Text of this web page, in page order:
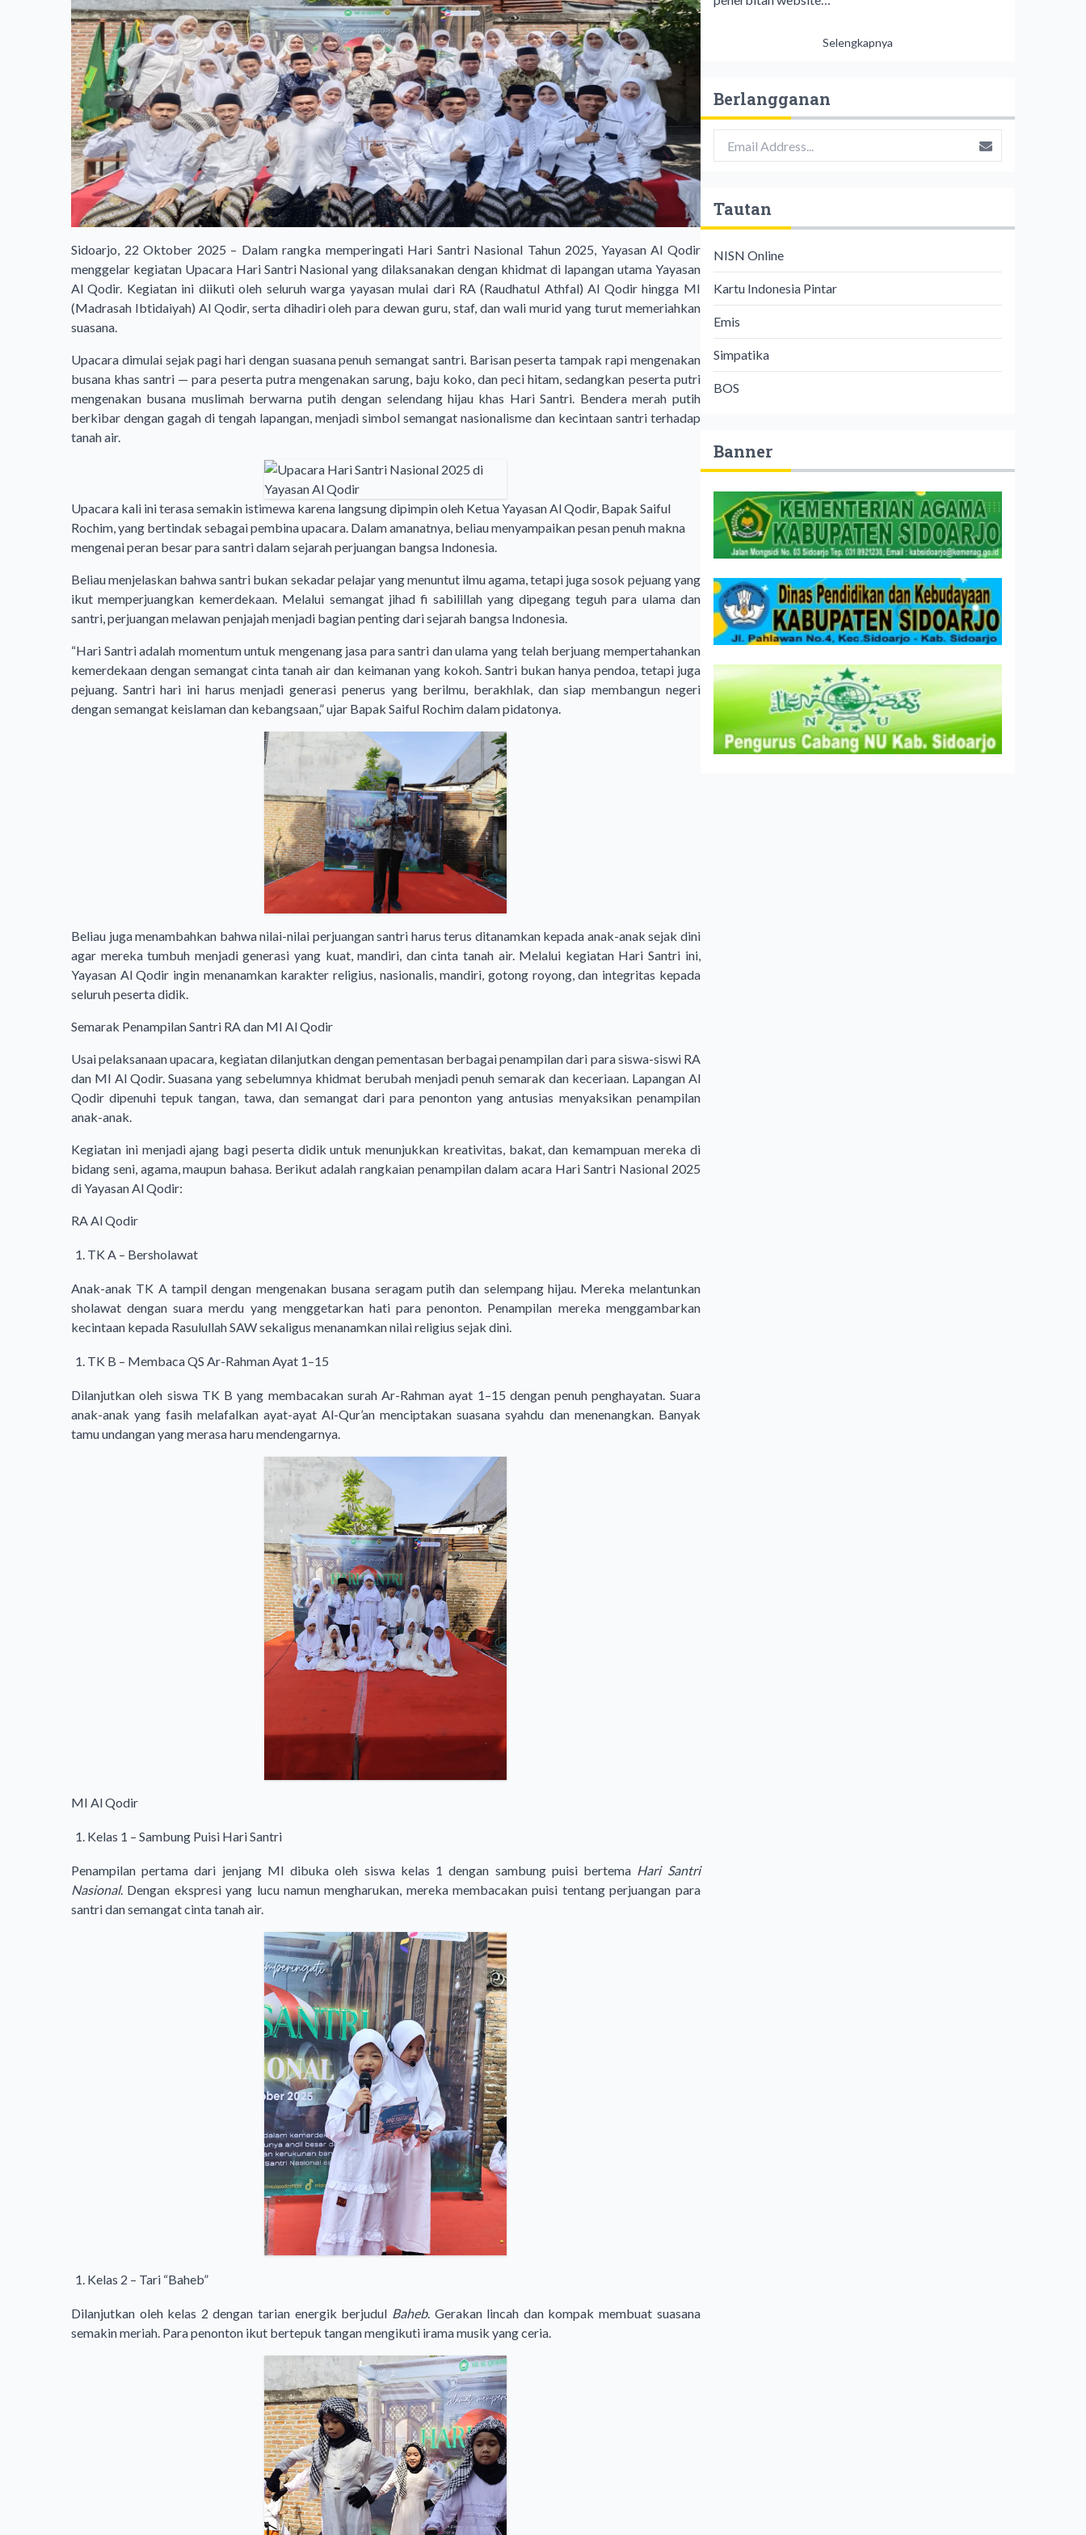
Sidoarjo, 22 Oktober 2025 – Dalam rangka memperingati Hari Santri Nasional Tahun 2025, Yayasan Al Qodir
menggelar kegiatan Upacara Hari Santri Nasional yang dilaksanakan dengan khidmat di lapangan utama Yayasan
Al Qodir. Kegiatan ini diikuti oleh seluruh warga yayasan mulai dari RA (Raudhatul Athfal) Al Qodir hingga MI
(Madrasah Ibtidaiyah) Al Qodir, serta dihadiri oleh para dewan guru, staf, dan wali murid yang turut memeriahkan
suasana.
Upacara dimulai sejak pagi hari dengan suasana penuh semangat santri. Barisan peserta tampak rapi mengenakan
busana khas santri — para peserta putra mengenakan sarung, baju koko, dan peci hitam, sedangkan peserta putri
mengenakan busana muslimah berwarna putih dengan selendang hijau khas Hari Santri. Bendera merah putih
berkibar dengan gagah di tengah lapangan, menjadi simbol semangat nasionalisme dan kecintaan santri terhadap
tanah air.
Upacara kali ini terasa semakin istimewa karena langsung dipimpin oleh Ketua Yayasan Al Qodir, Bapak Saiful
Rochim, yang bertindak sebagai pembina upacara. Dalam amanatnya, beliau menyampaikan pesan penuh makna
mengenai peran besar para santri dalam sejarah perjuangan bangsa Indonesia.
Beliau menjelaskan bahwa santri bukan sekadar pelajar yang menuntut ilmu agama, tetapi juga sosok pejuang yang
ikut memperjuangkan kemerdekaan. Melalui semangat jihad fi sabilillah yang dipegang teguh para ulama dan
santri, perjuangan melawan penjajah menjadi bagian penting dari sejarah bangsa Indonesia.
“Hari Santri adalah momentum untuk mengenang jasa para santri dan ulama yang telah berjuang mempertahankan
kemerdekaan dengan semangat cinta tanah air dan keimanan yang kokoh. Santri bukan hanya pendoa, tetapi juga
pejuang. Santri hari ini harus menjadi generasi penerus yang berilmu, berakhlak, dan siap membangun negeri
dengan semangat keislaman dan kebangsaan,” ujar Bapak Saiful Rochim dalam pidatonya.
Beliau juga menambahkan bahwa nilai-nilai perjuangan santri harus terus ditanamkan kepada anak-anak sejak dini
agar mereka tumbuh menjadi generasi yang kuat, mandiri, dan cinta tanah air. Melalui kegiatan Hari Santri ini,
Yayasan Al Qodir ingin menanamkan karakter religius, nasionalis, mandiri, gotong royong, dan integritas kepada
seluruh peserta didik.
Semarak Penampilan Santri RA dan MI Al Qodir
Usai pelaksanaan upacara, kegiatan dilanjutkan dengan pementasan berbagai penampilan dari para siswa-siswi RA
dan MI Al Qodir. Suasana yang sebelumnya khidmat berubah menjadi penuh semarak dan keceriaan. Lapangan Al
Qodir dipenuhi tepuk tangan, tawa, dan semangat dari para penonton yang antusias menyaksikan penampilan
anak-anak.
Kegiatan ini menjadi ajang bagi peserta didik untuk menunjukkan kreativitas, bakat, dan kemampuan mereka di
bidang seni, agama, maupun bahasa. Berikut adalah rangkaian penampilan dalam acara Hari Santri Nasional 2025
di Yayasan Al Qodir:
RA Al Qodir
TK A – Bersholawat
Anak-anak TK A tampil dengan mengenakan busana seragam putih dan selempang hijau. Mereka melantunkan
sholawat dengan suara merdu yang menggetarkan hati para penonton. Penampilan mereka menggambarkan
kecintaan kepada Rasulullah SAW sekaligus menanamkan nilai religius sejak dini.
TK B – Membaca QS Ar-Rahman Ayat 1–15
Dilanjutkan oleh siswa TK B yang membacakan surah Ar-Rahman ayat 1–15 dengan penuh penghayatan. Suara
anak-anak yang fasih melafalkan ayat-ayat Al-Qur’an menciptakan suasana syahdu dan menenangkan. Banyak
tamu undangan yang merasa haru mendengarnya.
MI Al Qodir
Kelas 1 – Sambung Puisi Hari Santri
Penampilan pertama dari jenjang MI dibuka oleh siswa kelas 1 dengan sambung puisi bertema Hari Santri
Nasional. Dengan ekspresi yang lucu namun mengharukan, mereka membacakan puisi tentang perjuangan para
santri dan semangat cinta tanah air.
Kelas 2 – Tari “Baheb”
Dilanjutkan oleh kelas 2 dengan tarian energik berjudul Baheb. Gerakan lincah dan kompak membuat suasana
semakin meriah. Para penonton ikut bertepuk tangan mengikuti irama musik yang ceria.
Selengkapnya
Berlangganan
Tautan
NISN Online
Kartu Indonesia Pintar
Emis
Simpatika
BOS
Banner